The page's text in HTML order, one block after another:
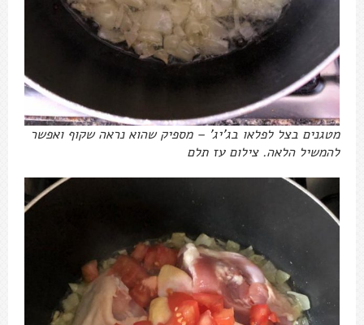
מטגנים בצל לפלאו בג'יג' – מספיק שהוא נראה שקוף ואפשר
להמשיל הלאה. צילום עז תלם